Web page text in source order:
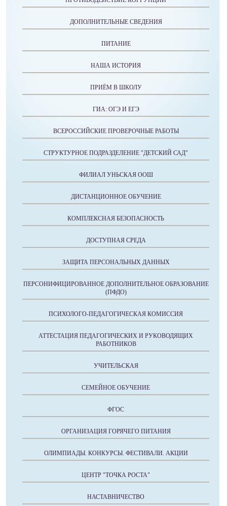
ДОПОЛНИТЕЛЬНЫЕ СВЕДЕНИЯ
ПИТАНИЕ
НАША ИСТОРИЯ
ПРИЁМ В ШКОЛУ
ГИА: ОГЭ И ЕГЭ
ВСЕРОССИЙСКИЕ ПРОВЕРОЧНЫЕ РАБОТЫ
СТРУКТУРНОЕ ПОДРАЗДЕЛЕНИЕ "ДЕТСКИЙ САД"
ФИЛИАЛ УНЬСКАЯ ООШ
ДИСТАНЦИОННОЕ ОБУЧЕНИЕ
КОМПЛЕКСНАЯ БЕЗОПАСНОСТЬ
ДОСТУПНАЯ СРЕДА
ЗАЩИТА ПЕРСОНАЛЬНЫХ ДАННЫХ
ПЕРСОНИФИЦИРОВАННОЕ ДОПОЛНИТЕЛЬНОЕ ОБРАЗОВАНИЕ
(ПФДО)
ПСИХОЛОГО-ПЕДАГОГИЧЕСКАЯ КОМИССИЯ
АТТЕСТАЦИЯ ПЕДАГОГИЧЕСКИХ И РУКОВОДЯЩИХ
РАБОТНИКОВ
УЧИТЕЛЬСКАЯ
СЕМЕЙНОЕ ОБУЧЕНИЕ
ФГОС
ОРГАНИЗАЦИЯ ГОРЯЧЕГО ПИТАНИЯ
ОЛИМПИАДЫ. КОНКУРСЫ. ФЕСТИВАЛИ. АКЦИИ
ЦЕНТР "ТОЧКА РОСТА"
НАСТАВНИЧЕСТВО